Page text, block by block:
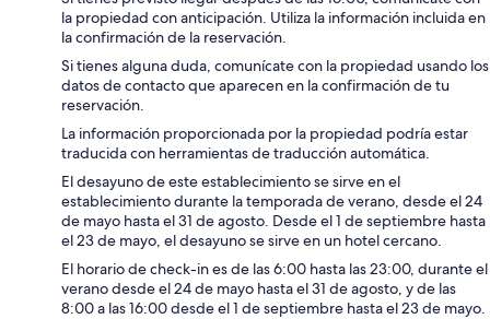
la propiedad con anticipación. Utiliza la información incluida en
la confirmación de la reservación.
Si tienes alguna duda, comunícate con la propiedad usando los
datos de contacto que aparecen en la confirmación de tu
reservación.
La información proporcionada por la propiedad podría estar
traducida con herramientas de traducción automática.
El desayuno de este establecimiento se sirve en el
establecimiento durante la temporada de verano, desde el 24
de mayo hasta el 31 de agosto. Desde el 1 de septiembre hasta
el 23 de mayo, el desayuno se sirve en un hotel cercano.
El horario de check-in es de las 6:00 hasta las 23:00, durante el
verano desde el 24 de mayo hasta el 31 de agosto, y de las
8:00 a las 16:00 desde el 1 de septiembre hasta el 23 de mayo.